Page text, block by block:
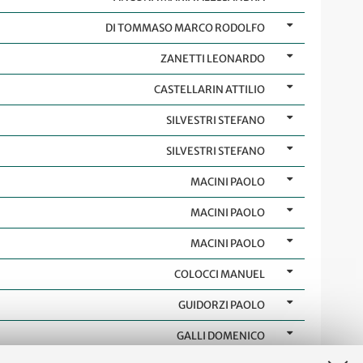
DI TOMMASO MARCO RODOLFO
ZANETTI LEONARDO
CASTELLARIN ATTILIO
SILVESTRI STEFANO
SILVESTRI STEFANO
MACINI PAOLO
MACINI PAOLO
MACINI PAOLO
COLOCCI MANUEL
GUIDORZI PAOLO
GALLI DOMENICO